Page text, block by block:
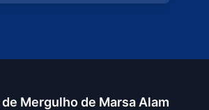
Mergulho de Marsa Alam